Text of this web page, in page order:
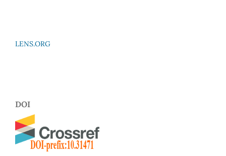
LENS.ORG
DOI